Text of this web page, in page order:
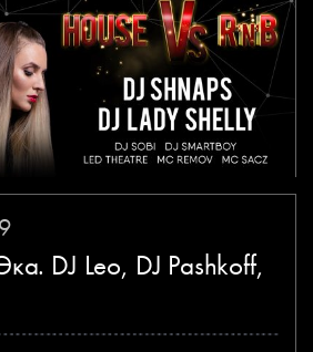
DJ Leo, DJ Pashkoff,